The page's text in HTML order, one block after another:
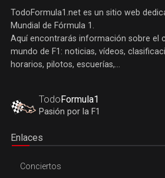
TodoFormula1.net es un sitio web
Mundial de Fórmula 1.
Aquí encontrarás información sobre el
mundo de F1: noticias, vídeos,
horarios, pilotos, escuerías,...
Todo Formula1
Pasión por la F1
Enlaces
Conciertos